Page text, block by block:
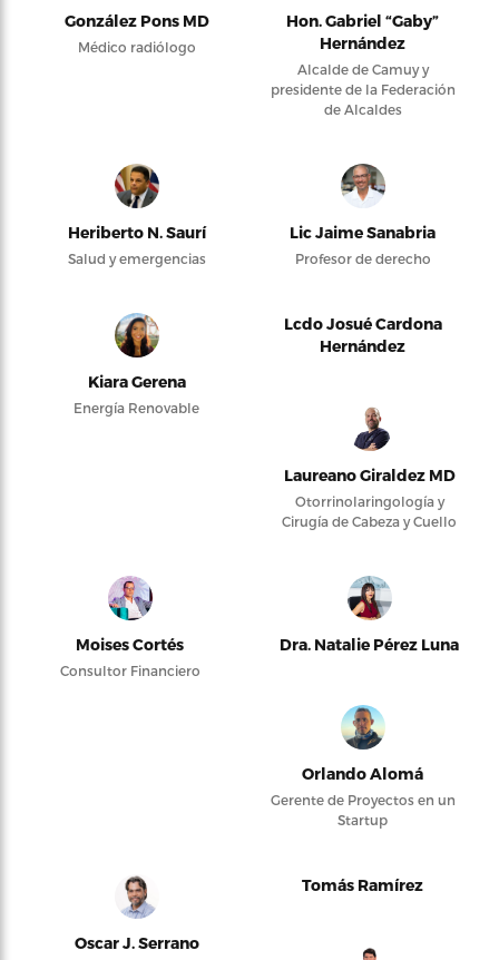
González Pons MD
Médico radiólogo
Hon. Gabriel “Gaby”
Hernández
Alcalde de Camuy y
presidente de la Federación
de Alcaldes
Heriberto N. Saurí
Salud y emergencias
Lic Jaime Sanabria
Profesor de derecho
Kiara Gerena
Energía Renovable
Lcdo Josué Cardona
Hernández
Laureano Giraldez MD
Otorrinolaringología y
Cirugía de Cabeza y Cuello
Moises Cortés
Consultor Financiero
Dra. Natalie Pérez Luna
Orlando Alomá
Gerente de Proyectos en un
Startup
Oscar J. Serrano
Tomás Ramírez